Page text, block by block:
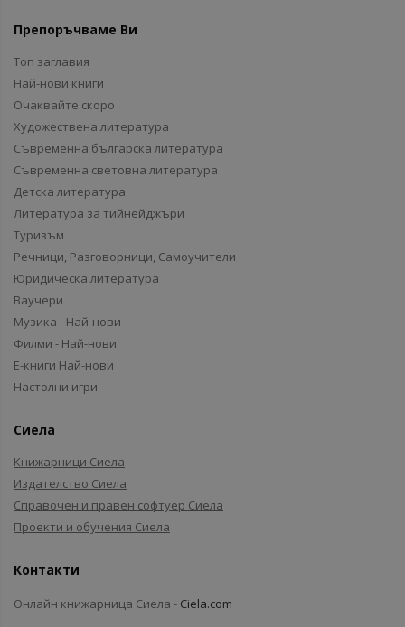
Препоръчваме Ви
Топ заглавия
Най-нови книги
Очаквайте скоро
Художествена литература
Съвременна българска литература
Съвременна световна литература
Детска литература
Литература за тийнейджъри
Туризъм
Речници, Разговорници, Самоучители
Юридическа литература
Ваучери
Музика - Най-нови
Филми - Най-нови
Е-книги Най-нови
Настолни игри
Сиела
Книжарници Сиела
Издателство Сиела
Справочен и правен софтуер Сиела
Проекти и обучения Сиела
Контакти
Онлайн книжарница Сиела - Ciela.com